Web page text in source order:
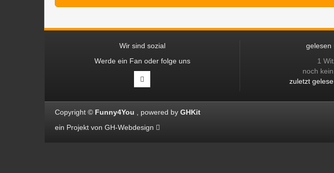
Wir sind sozial
Werde ein Fan oder folge uns
gelesen
1
noch
zuletzt
Copyright © Funny4You powered by GHKit
ein Projekt von GH-Webdesign